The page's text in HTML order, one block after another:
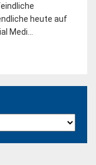
heute auf
Medi...